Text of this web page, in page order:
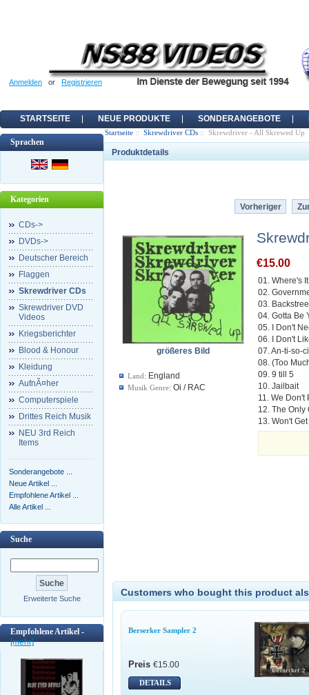
Anmelden or Registrieren
STARTSEITE NEUE PRODUKTE SONDERANGEBOTE
Sprachen
Kategorien
CDs->
DVDs->
Deutscher Bereich
Flaggen
Skrewdriver CDs
Skrewdriver DVD
Videos
Kriegsberichter
Blood & Honour
Kleidung
AufnÃ¤her
Computerspiele
Drittes Reich Musik
NEU 3rd Reich
Items
Sonderangebote ...
Neue Artikel ...
Empfohlene Artikel ...
Alle Artikel ...
Suche
Erweiterte Suche
Empfohlene Artikel -
[mehr]
Startseite :: Skrewdriver CDs :: Skrewdriver - All Skrewed Up
Produktdetails
Vorheriger
größeres Bild
Land: England
Musik Genre: Oi / RAC
€15.00
01. Where's
02.
03.
04. Gotta Be
05. I Don't
06. I Don't
07. An-ti-so-
08. (Too
09. 9 till 5
10. Jailbait
11. We Don't
12. The Only
13. Won't
Customers who bought this product
Berserker Sampler 2
Preis €15.00
DETAILS